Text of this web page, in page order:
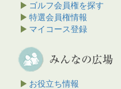
ゴルフ会員権を探す
特選会員権情報
マイコース登録
お役立ち情報